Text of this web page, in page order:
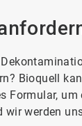
Bioquell
Formular, um
wir werden